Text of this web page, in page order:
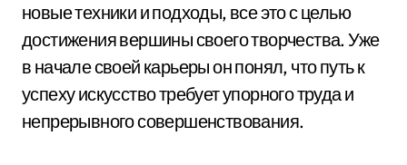
новые техники и подходы, все это с целью
достижения вершины своего творчества. Уже
в начале своей карьеры он понял, что путь к
успеху искусство требует упорного труда и
непрерывного совершенствования.